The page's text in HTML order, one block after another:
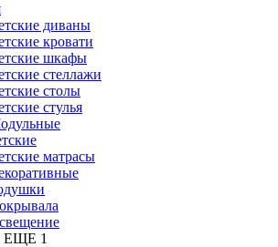
диваны
кровати
шкафы
стеллажи
столы
стулья
матрасы
ЕЩЕ 1